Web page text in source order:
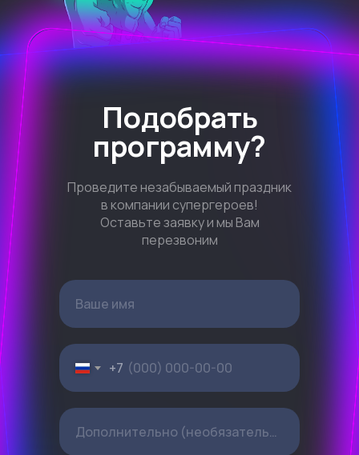
Проведите незабываемый праздник
в компании супергероев!
Оставьте заявку и мы Вам
перезвоним
Подобрать
программу?
Ваше имя
+7
Дополнительно (необязательно)